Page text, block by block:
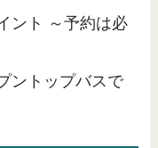
ント ～予約は必
ントップバスで